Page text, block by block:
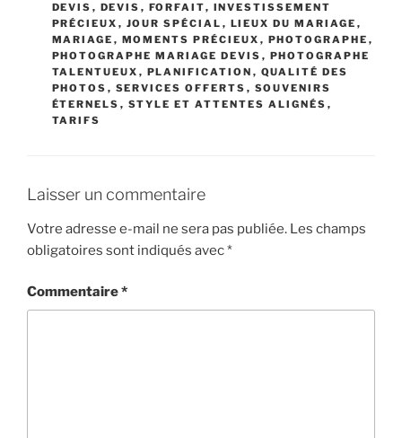
DEVIS , DEVIS , FORFAIT, INVESTISSEMENT
PRÉCIEUX , JOUR SPÉCIAL , LIEUX DU MARIAGE ,
MARIAGE , MOMENTS PRÉCIEUX , PHOTOGRAPHE ,
PHOTOGRAPHE MARIAGE DEVIS , PHOTOGRAPHE
TALENTUEUX , PLANIFICATION , QUALITÉ DES
PHOTOS , SERVICES OFFERTS , SOUVENIRS
ÉTERNELS , STYLE ET ATTENTES ALIGNÉS ,
TARIFS
Laisser un commentaire
Votre adresse e-mail ne sera pas publiée. Les champs
obligatoires sont indiqués avec*
Commentaire*